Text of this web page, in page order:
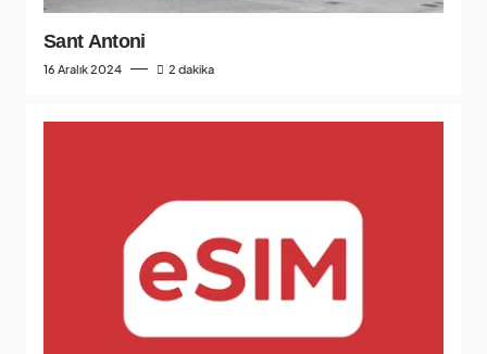
Sant Antoni
16 Aralık 2024 2 dakika